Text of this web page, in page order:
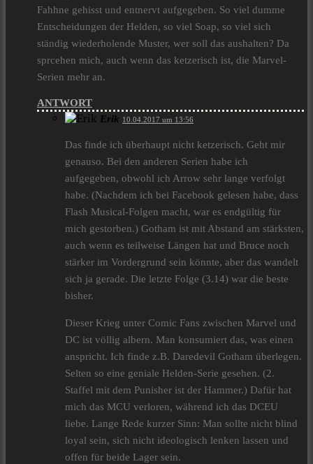
Fahhne gehisst und entnervt aufgegeben. So viel dumme
Entscheidungen der Helden, so viel Soap, so viel sich
ständig wiederholende Muster, wer soll das aushalten? Da
sprcehen mich, auch wenn das ketzerisch ist, die Marvel-
Serien mehr an.
ANTWORT
Erik 10.04.2017 um 13:56
Das finde ich überhaupt nicht ketzerisch. Geht mir
genauso. Bei den anderen Serien habe ich
aufgegeben, obwohl ich Arrow sehr lange verfolgt
habe. (Nachdem ich bei Facebook gelesen habe, dass
Flash Musical-Folgen macht, war es endgültig für
mich gestorben.) Gotham ist mit Abstand am stärksten,
auch wenn es teilweise Längen hat und Bruce noch
stärker im Vordergrund sein könnte, aber das wandelt
sich ja gerade. Die letzte Folge (3.14) war die beste
bisher.
Dieser Krieg unter Comic Fans zwischen Marvel und
DC ist völlig albern. Man konsumiert das, was einen
anspricht. Ich finde z.B. Daredevil Gotham überlegen.
Selten so eine geniale Helden-Serie gesehen. (2.
Staffel mit dem Punisher ist der Hammer.) Dafür hat
mich das MCU verloren, während ich das DCEU
liebe. Lange Rede kurzer Sinn: Man sollte nicht blind
loyal sein, sich nicht ideologisch lenken lassen und
offen für beide Lager sein.